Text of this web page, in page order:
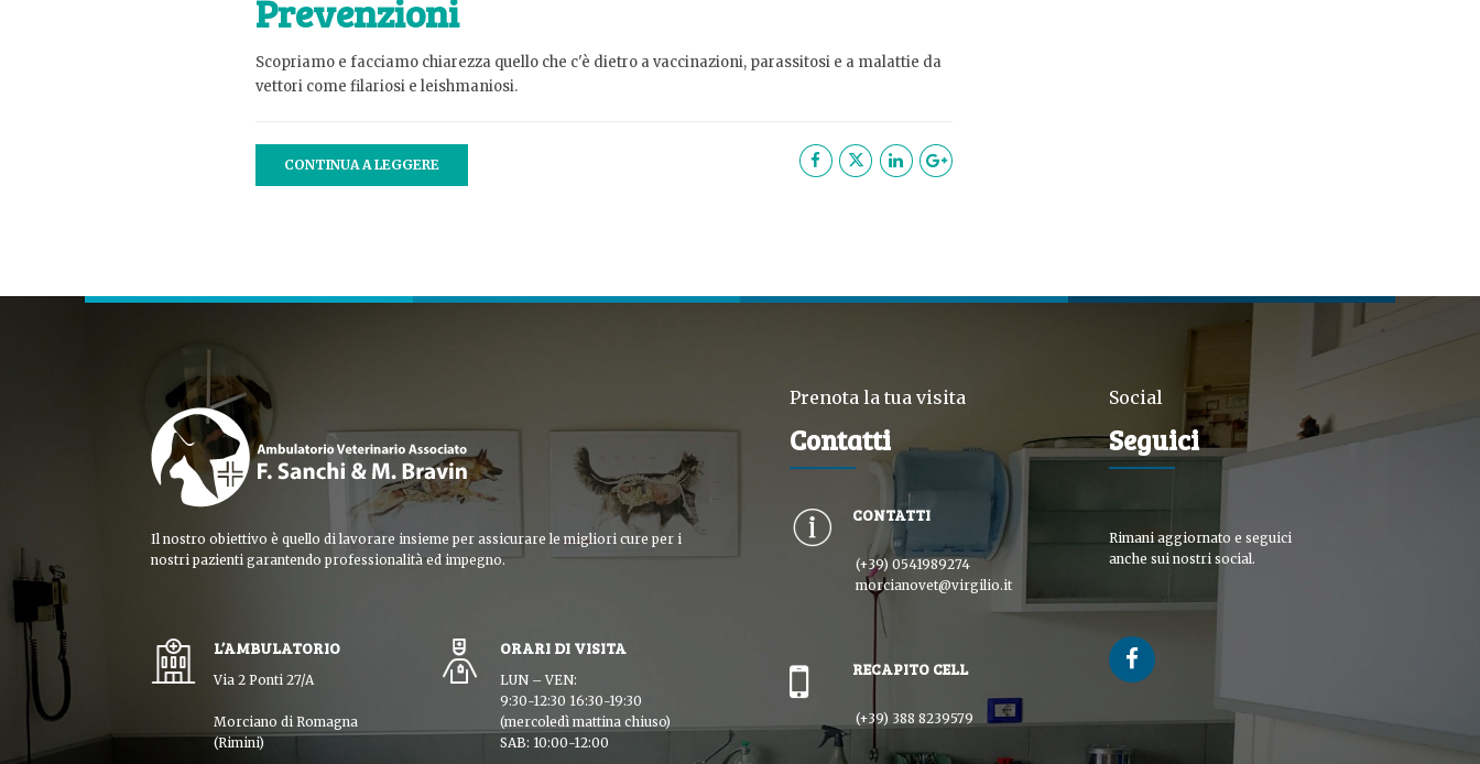
Prevenzioni
Scopriamo e facciamo chiarezza quello che c'è dietro a vaccinazioni, parassitosi e a malattie da
vettori come filariosi e leishmaniosi.
CONTINUA A LEGGERE
Il nostro obiettivo è quello di lavorare insieme per assicurare le migliori cure per i
nostri pazienti garantendo professionalità ed impegno.
L’AMBULATORIO
Via 2 Ponti 27/A
Morciano di Romagna
(Rimini)
ORARI DI VISITA
LUN – VEN:
9:30-12:30 16:30-19:30
(mercoledì mattina chiuso)
SAB: 10:00-12:00
Prenota la tua visita
Contatti
CONTATTI
(+39) 0541989274
morcianovet@virgilio.it
RECAPITO CELL
(+39) 388 8239579
Social
Seguici
Rimani aggiornato e seguici
anche sui nostri social.